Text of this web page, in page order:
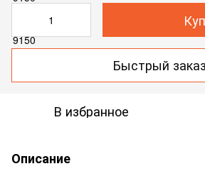
Быстрый заказ
В избранное
Описание